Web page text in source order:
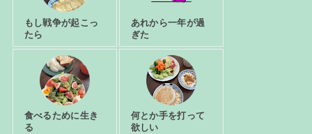
もし戦争が起こっ
たら
あれから一年が過
ぎた
食べるために生き
る
何とか手を打って
欲しい